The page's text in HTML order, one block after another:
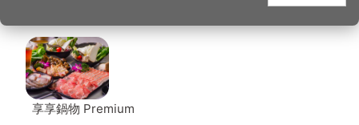
享享鍋物 Premium